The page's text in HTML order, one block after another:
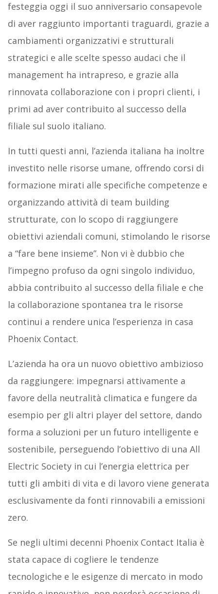
festeggia oggi il suo anniversario consapevole
di aver raggiunto importanti traguardi, grazie a
cambiamenti organizzativi e strutturali
strategici e alle scelte spesso audaci che il
management ha intrapreso, e grazie alla
rinnovata collaborazione con i propri clienti, i
primi ad aver contribuito al successo della
filiale sul suolo italiano.
In tutti questi anni, l’azienda italiana ha inoltre
investito nelle risorse umane, offrendo corsi di
formazione mirati alle specifiche competenze e
organizzando attività di team building
strutturate, con lo scopo di raggiungere
obiettivi aziendali comuni, stimolando le risorse
a “fare bene insieme”. Non vi è dubbio che
l’impegno profuso da ogni singolo individuo,
abbia contribuito al successo della filiale e che
la collaborazione spontanea tra le risorse
continui a rendere unica l’esperienza in casa
Phoenix Contact.
L’azienda ha ora un nuovo obiettivo ambizioso
da raggiungere: impegnarsi attivamente a
favore della neutralità climatica e fungere da
esempio per gli altri player del settore, dando
forma a soluzioni per un futuro intelligente e
sostenibile, perseguendo l’obiettivo di una All
Electric Society in cui l’energia elettrica per
tutti gli ambiti di vita e di lavoro viene generata
esclusivamente da fonti rinnovabili a emissioni
zero.
Se negli ultimi decenni Phoenix Contact Italia è
stata capace di cogliere le tendenze
tecnologiche e le esigenze di mercato in modo